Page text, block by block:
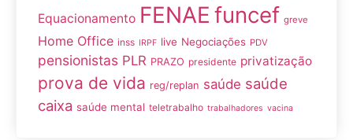
Equacionamento FENAE funcef greve
Home Office inss IRPF live Negociações PDV
pensionistas PLR PRAZO presidente privatização
prova de vida reg/replan saúde saúde
caixa saúde mental teletrabalho trabalhadores vacina